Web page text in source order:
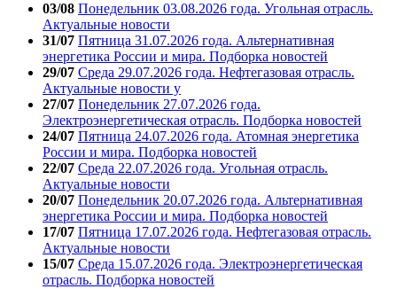
03/08 Понедельник 03.08.2026 года. Угольная отрасль.
Актуальные новости
31/07 Пятница 31.07.2026 года. Альтернативная
энергетика России и мира. Подборка новостей
29/07 Среда 29.07.2026 года. Нефтегазовая отрасль.
Актуальные новости у
27/07 Понедельник 27.07.2026 года.
Электроэнергетическая отрасль. Подборка новостей
24/07 Пятница 24.07.2026 года. Атомная энергетика
России и мира. Подборка новостей
22/07 Среда 22.07.2026 года. Угольная отрасль.
Актуальные новости
20/07 Понедельник 20.07.2026 года. Альтернативная
энергетика России и мира. Подборка новостей
17/07 Пятница 17.07.2026 года. Нефтегазовая отрасль.
Актуальные новости
15/07 Среда 15.07.2026 года. Электроэнергетическая
отрасль. Подборка новостей